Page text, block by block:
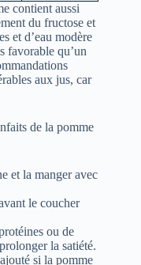
contient aussi
du fructose et
et d’eau modère
favorable qu’un
aux jus, car
de la pomme
et la manger avec
le coucher
ou de
la satiété.
si la pomme